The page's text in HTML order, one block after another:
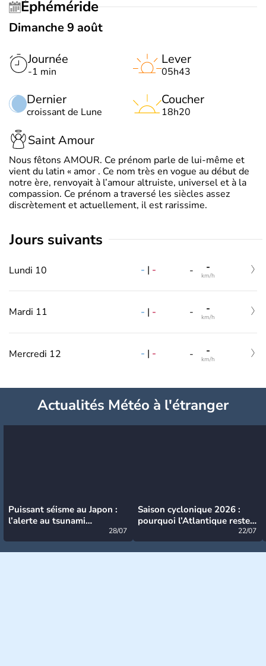
Éphéméride
Dimanche 9 août
Journée
-1 min
Dernier
croissant de Lune
Lever
05h43
Coucher
18h20
Saint Amour
Nous fêtons AMOUR. Ce prénom parle de lui-même et
vient du latin « amor . Ce nom très en vogue au début de
notre ère, renvoyait à l’amour altruiste, universel et à la
compassion. Ce prénom a traversé les siècles assez
discrètement et actuellement, il est rarissime.
jours suivants
Lundi 10 - | - - -
km/h
Mardi 11 - | - - -
km/h
Mercredi 12 - | - - -
km/h
Actualités Météo à l'étranger
Puissant séisme au Japon :
l’alerte au tsunami
28/07
Saison cyclonique 2026 :
pourquoi l’Atlantique reste
22/07